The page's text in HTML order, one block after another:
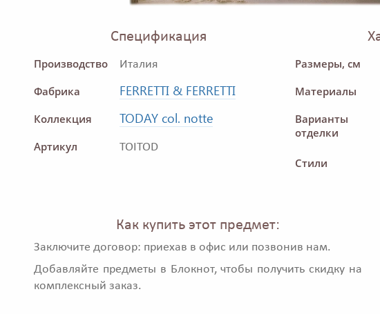
Спецификация
Производство Италия
Фабрика FERRETTI & FERRETTI
Коллекция TODAY col. notte
Артикул TOITOD
Размеры, см
Материалы
Варианты
отделки
Стили
Как купить этот предмет:
Заключите договор: приехав в офис или позвонив нам.
Добавляйте предметы в Блокнот, чтобы получить скидку на
комплексный заказ.